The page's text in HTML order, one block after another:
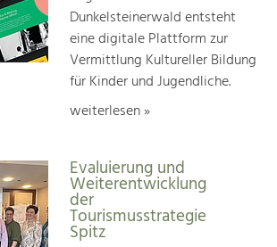
Dunkelsteinerwald entsteht
eine digitale Plattform zur
Vermittlung Kultureller Bildung
für Kinder und Jugendliche.
weiterlesen »
Evaluierung und
Weiterentwicklung
der
Tourismusstrategie
Spitz